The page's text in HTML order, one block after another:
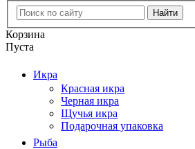
Найти
Корзина
Пуста
Икра
Красная икра
Черная икра
Щучья икра
Подарочная упаковка
Рыба